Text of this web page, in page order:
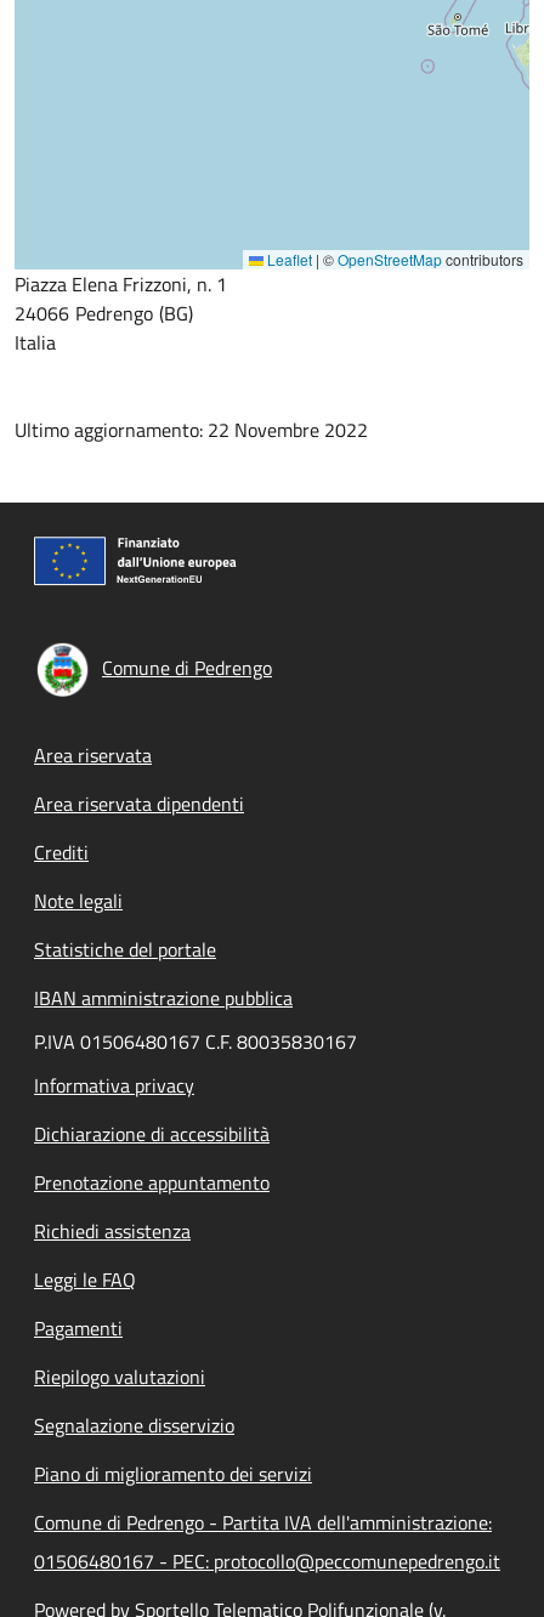
Leaflet | ©OpenStreetMapcontributors
Piazza Elena Frizzoni, n. 1
24066 Pedrengo BG
Italia
Ultimo aggiornamento: 22 Novembre 2022
Comune di Pedrengo
Footer menu
Area riservata
Area riservata dipendenti
Crediti
Note legali
Statistiche del portale
IBAN amministrazione pubblica
P.IVA 01506480167 C.F. 80035830167
Informativa privacy
Dichiarazione di accessibilità
Prenotazione appuntamento
Richiedi assistenza
Leggi le FAQ
Pagamenti
Riepilogo valutazioni
Segnalazione disservizio
Piano di miglioramento dei servizi
Comune di Pedrengo - Partita IVA dell'amministrazione:
01506480167 - PEC: protocollo@peccomunepedrengo.it
Powered by Sportello Telematico Polifunzionale (v.